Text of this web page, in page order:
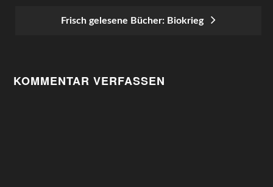
NAVIGATION
Frisch gelesene Bücher: Biokrieg
KOMMENTAR VERFASSEN